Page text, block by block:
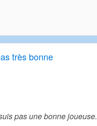
très bonne
pas une bonne joueuse.